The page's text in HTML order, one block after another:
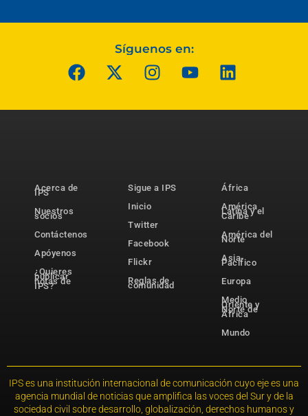
Síguenos en:
Acerca de
IPS
Nuestros
socios
Contáctenos
Apóyenos
¿Quieres
publicar
notas de
IPS?
Sigue a IPS
Inicio
Twitter
Facebook
Flickr
Reglas de
comunidad
África
América
Latina y el
Caribe
América del
Norte
Asia-
Pacífico
Europa
Medio
Oriente y
Norte de
África
Mundo
IPS es una institución internacional de comunicación cuyo eje es una
agencia mundial de noticias que amplifica las voces del Sur y de la
sociedad civil sobre desarrollo, globalización, derechos humanos y